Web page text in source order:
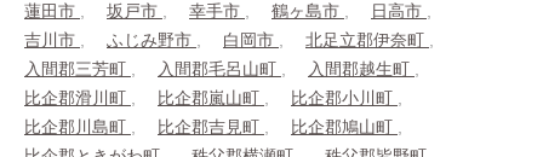
蓮田市
坂戸市 幸手市 鶴ヶ島市
日高市
吉川市
ふじみ野市 白岡市
北足立郡伊奈町
入間郡三芳町
入間郡毛呂山町
入間郡越生町
比企郡滑川町
比企郡嵐山町
比企郡小川町
比企郡川島町
比企郡吉見町
比企郡鳩山町